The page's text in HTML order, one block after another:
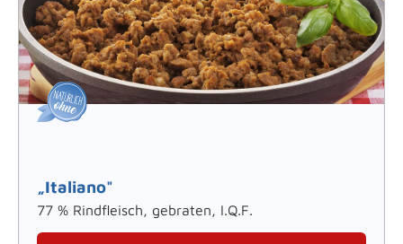
„Italiano"
77 % Rindfleisch, gebraten, I.Q.F.